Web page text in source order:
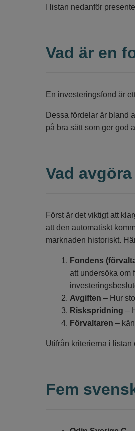
I listan nedanför
Vad är en
En investeringsfond är
Dessa fördelar är bland
på bra sätt som ger god
Vad
Först är det viktigt att
att den automatiskt
marknaden historiskt.
Fondens
att undersöka om
Avgiften – Hur
Riskspridning –
Förvaltaren –
Utifrån kriterierna i listan
Fem